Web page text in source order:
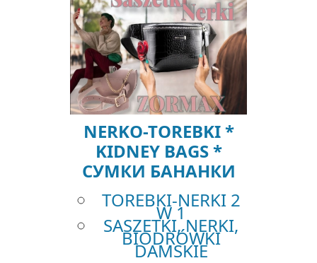
NERKO-TOREBKI *
KIDNEY BAGS *
СУМКИ БАНАНКИ
TOREBKI-NERKI 2
W 1
SASZETKI, NERKI,
BIODRÓWKI
DAMSKIE